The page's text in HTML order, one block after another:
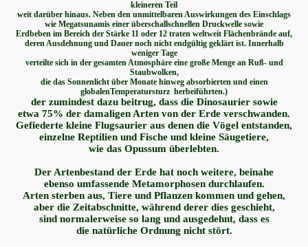
kleineren Teil
weit darüber hinaus. Neben den unmittelbaren Auswirkungen des Einschlags
wie Megatsunamis einer überschallschnellen Druckwelle sowie
Erdbeben im Bereich der Stärke 11 oder 12 traten weltweit Flächenbrände auf,
deren Ausdehnung und Dauer noch nicht endgültig geklärt ist. Innerhalb
weniger Tage
verteilte sich in der gesamten Atmosphäre eine große Menge an Ruß-und
Staubwolken,
die das Sonnenlicht über Monate hinweg absorbierten und einen
globalenTemperatursturz herbeiführten.)
der zumindest dazu beitrug, dass die Dinosaurier sowie
etwa 75% der damaligen Arten von der Erde verschwanden.
Gefiederte kleine Flugsaurier aus denen die Vögel entstanden,
einzelne Reptilien und Fische und kleine Säugetiere,
wie das Opussum überlebten.
Der Artenbestand der Erde hat noch weitere, beinahe
ebenso umfassende Metamorphosen durchlaufen.
Arten sterben aus, Tiere und Pflanzen kommen und gehen,
aber die Zeitabschnitte, während derer dies geschieht,
sind normalerweise so lang und ausgedehnt, dass es
die natürliche Ordnung nicht stört.